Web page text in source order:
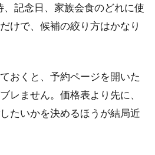
、記念日、家族会食のどれに使
けで、候補の絞り方はかなり
おくと、予約ページを開いた
レません。価格表より先に、
たいかを決めるほうが結局近